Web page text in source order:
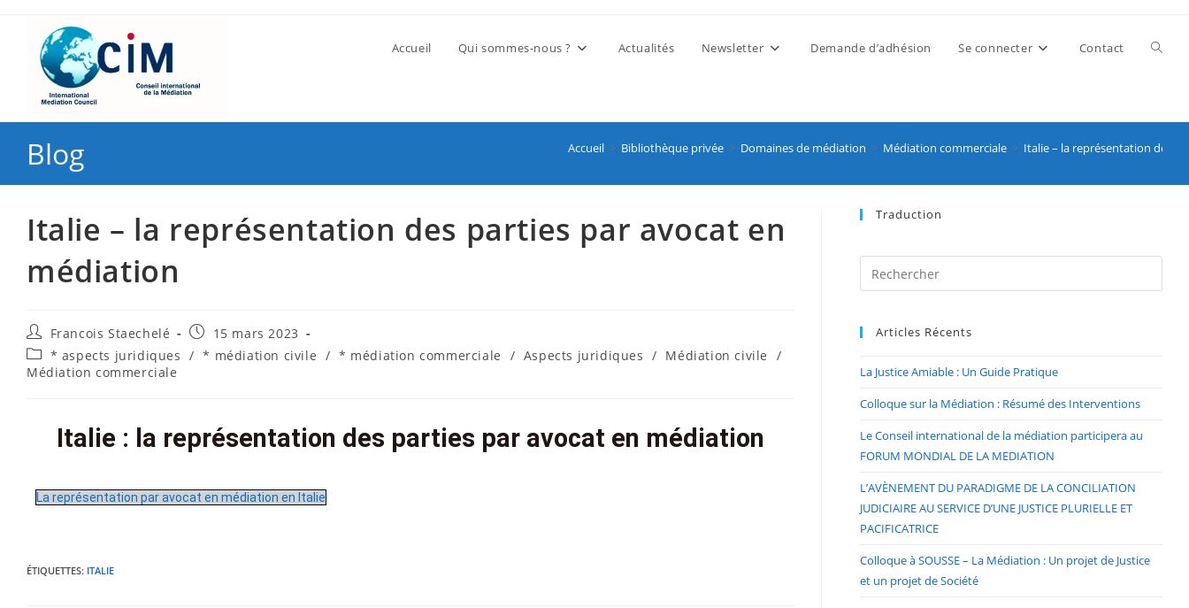
Accueil Qui sommes-nous ? Actualités Newsletter Demande d’adhésion Se connecter Contact
Blog Accueil > Bibliothèque privée > Domaines de médiation > Médiation commerciale > Italie – la représentation des
Italie – la représentation des parties par avocat en
médiation
Francois Staechelé
15 mars 2023
* aspects juridiques / * médiation civile / * médiation commerciale / Aspects juridiques / Médiation civile
/
Médiation commerciale
Italie : la représentation des parties par avocat en médiation
La représentation par avocat en médiation en Italie
ÉTIQUETTES: ITALIE
Traduction
Articles Récents
La Justice Amiable : Un Guide Pratique
Colloque sur la Médiation : Résumé des Interventions
Le Conseil international de la médiation participera au
FORUM MONDIAL DE LA MEDIATION
L’AVÈNEMENT DU PARADIGME DE LA CONCILIATION
JUDICIAIRE AU SERVICE D’UNE JUSTICE PLURIELLE ET
PACIFICATRICE
Colloque à SOUSSE – La Médiation : Un projet de Justice
et un projet de Société